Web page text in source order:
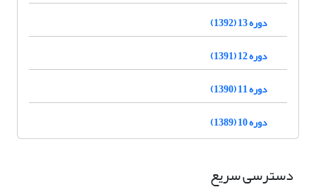
دوره 13 (1392)
دوره 12 (1391)
دوره 11 (1390)
دوره 10 (1389)
دسترسی سریع